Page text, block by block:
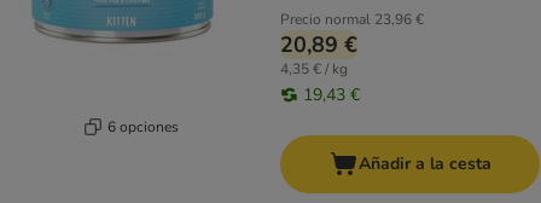
6 opciones
Precio normal 23,96 €
20,89 €
4,35 € / kg
19,43 €
Añadir a la cesta